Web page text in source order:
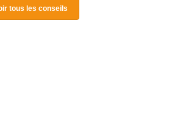
tous les conseils